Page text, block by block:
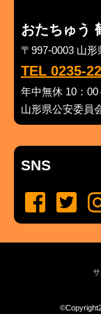
おたちゅう
〒997-0003 山
TEL 0235-
年中無休 10：00
山形県公安委員
SNS